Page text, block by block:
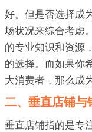
好。但是否选择成
场状况来综合考虑
的专业知识和资源
的选择。而如果你
大消费者，那么成
二、垂直店铺与
垂直店铺指的是专